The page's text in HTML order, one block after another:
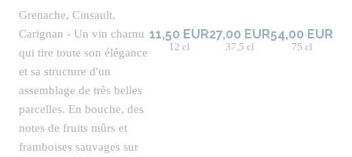
Grenache, Cinsault,
Carignan - Un vin charnu
qui tire toute son élégance
et sa structure d'un
assemblage de très belles
parcelles. En bouche, des
notes de fruits mûrs et
framboises sauvages sur
11,50 EUR
12 cl
27,00 EUR
37,5 cl
54,00 EUR
75 cl